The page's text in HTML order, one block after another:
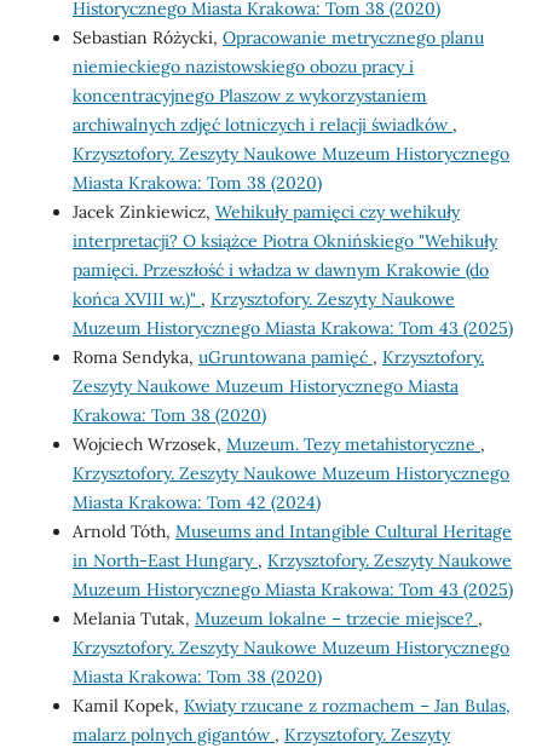
Historycznego Miasta Krakowa: Tom 38 (2020)
Sebastian Różycki, Opracowanie metrycznego planu
niemieckiego nazistowskiego obozu pracy i
koncentracyjnego Plaszow z wykorzystaniem
archiwalnych zdjęć lotniczych i relacji świadków ,
Krzysztofory. Zeszyty Naukowe Muzeum Historycznego
Miasta Krakowa: Tom 38 (2020)
Jacek Zinkiewicz, Wehikuły pamięci czy wehikuły
interpretacji? O książce Piotra Oknińskiego "Wehikuły
pamięci. Przeszłość i władza w dawnym Krakowie (do
końca XVIII w.)" , Krzysztofory. Zeszyty Naukowe
Muzeum Historycznego Miasta Krakowa: Tom 43 (2025)
Roma Sendyka, uGruntowana pamięć , Krzysztofory.
Zeszyty Naukowe Muzeum Historycznego Miasta
Krakowa: Tom 38 (2020)
Wojciech Wrzosek, Muzeum. Tezy metahistoryczne ,
Krzysztofory. Zeszyty Naukowe Muzeum Historycznego
Miasta Krakowa: Tom 42 (2024)
Arnold Tóth, Museums and Intangible Cultural Heritage
in North-East Hungary , Krzysztofory. Zeszyty Naukowe
Muzeum Historycznego Miasta Krakowa: Tom 43 (2025)
Melania Tutak, Muzeum lokalne – trzecie miejsce? ,
Krzysztofory. Zeszyty Naukowe Muzeum Historycznego
Miasta Krakowa: Tom 38 (2020)
Kamil Kopek, Kwiaty rzucane z rozmachem – Jan Bulas,
malarz polnych gigantów , Krzysztofory. Zeszyty